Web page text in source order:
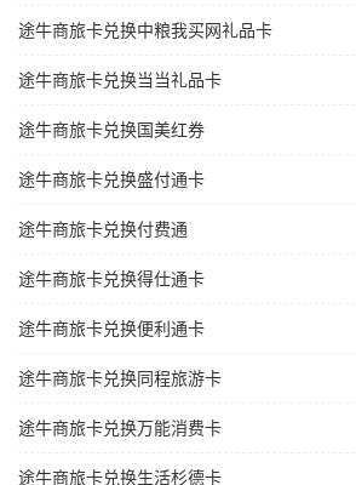
途牛商旅卡兑换中粮我买网礼品卡
途牛商旅卡兑换当当礼品卡
途牛商旅卡兑换国美红券
途牛商旅卡兑换盛付通卡
途牛商旅卡兑换付费通
途牛商旅卡兑换得仕通卡
途牛商旅卡兑换便利通卡
途牛商旅卡兑换同程旅游卡
途牛商旅卡兑换万能消费卡
途牛商旅卡兑换生活杉德卡